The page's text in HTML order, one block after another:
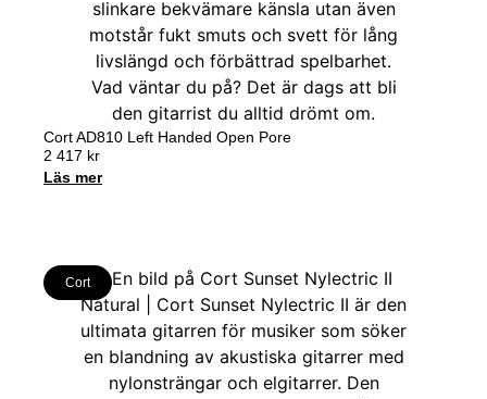
Cort AD810 Left Handed Open Pore
2 417 kr
Läs mer
Cort